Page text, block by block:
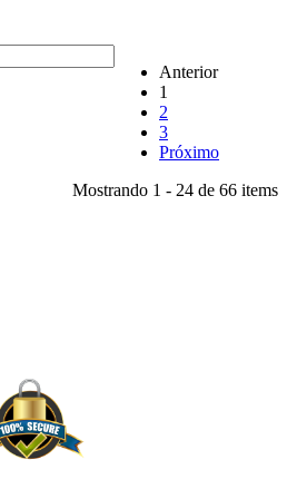
Anterior
1
2
3
Próximo
Mostrando 1 - 24 de 66 items